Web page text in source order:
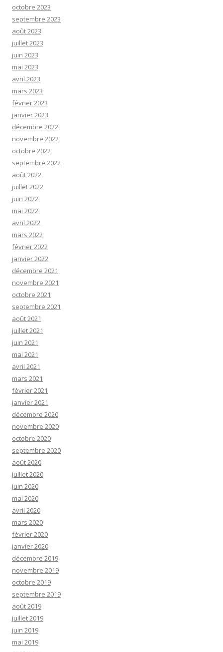
octobre 2023
septembre 2023
août 2023
juillet 2023
juin 2023
mai 2023
avril 2023
mars 2023
février 2023
janvier 2023
décembre 2022
novembre 2022
octobre 2022
septembre 2022
août 2022
juillet 2022
juin 2022
mai 2022
avril 2022
mars 2022
février 2022
janvier 2022
décembre 2021
novembre 2021
octobre 2021
septembre 2021
août 2021
juillet 2021
juin 2021
mai 2021
avril 2021
mars 2021
février 2021
janvier 2021
décembre 2020
novembre 2020
octobre 2020
septembre 2020
août 2020
juillet 2020
juin 2020
mai 2020
avril 2020
mars 2020
février 2020
janvier 2020
décembre 2019
novembre 2019
octobre 2019
septembre 2019
août 2019
juillet 2019
juin 2019
mai 2019